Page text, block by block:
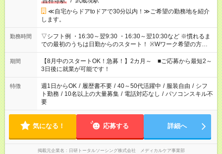
≪自宅からドアtoドアで30分以内！≫ご希望の勤務地を紹介
します。
勤務時間
▽シフト例 ・16:30～翌9:30 ・16:30～翌10:30など ※慣れるま
での最初のうちは日勤からのスタート！ ※Wワーク希望の方へ
今ご覧のお仕事で希望する勤務時間と、もう1つのお仕事の勤務
時間。 合計で週40時間を超える場合は応募できません。
期間
【8月中のスタートOK！急募！】2カ月～ ■ご応募から最短2～
3日後に就業が可能です！
特徴 週1日からOK / 履歴書不要 / 40～50代活躍中 / 服装自由 / シフ
ト勤務 / 10名以上の大量募集 / 電話対応なし / パソコンスキル不
要
気になる！ 応募する 詳細へ
掲載元企業名 日研トータルソーシング株式会社 メディカルケア事業部